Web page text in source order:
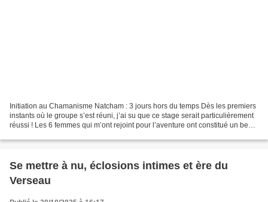
Initiation au Chamanisme Natcham : 3 jours hors du temps Dès les premiers
instants où le groupe s’est réuni, j’ai su que ce stage serait particulièrement
réussi ! Les 6 femmes qui m’ont rejoint pour l’aventure ont constitué un beau
Se mettre à nu, éclosions intimes et ère du
Verseau